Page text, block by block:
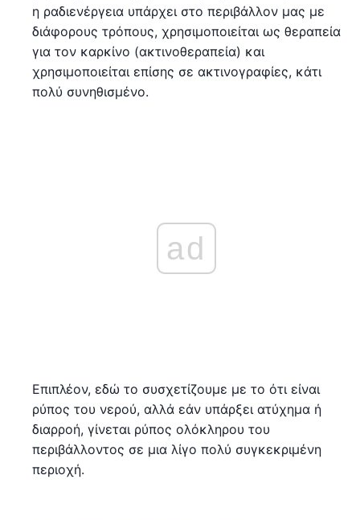
η ραδιενέργεια υπάρχει στο περιβάλλον μας με
διάφορους τρόπους, χρησιμοποιείται ως θεραπεία
για τον καρκίνο (ακτινοθεραπεία) και
χρησιμοποιείται επίσης σε ακτινογραφίες, κάτι
πολύ συνηθισμένο.
ad
Επιπλέον, εδώ το συσχετίζουμε με το ότι είναι
ρύπος του νερού, αλλά εάν υπάρξει ατύχημα ή
διαρροή, γίνεται ρύπος ολόκληρου του
περιβάλλοντος σε μια λίγο πολύ συγκεκριμένη
περιοχή.